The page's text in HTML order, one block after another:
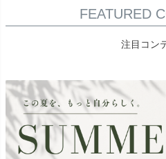
FEATURED
注目コン